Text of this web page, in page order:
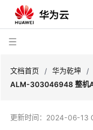
全
文档首页 / 华为乾坤 /
ALM-303046948 整机
更新时间： 2024-06-13